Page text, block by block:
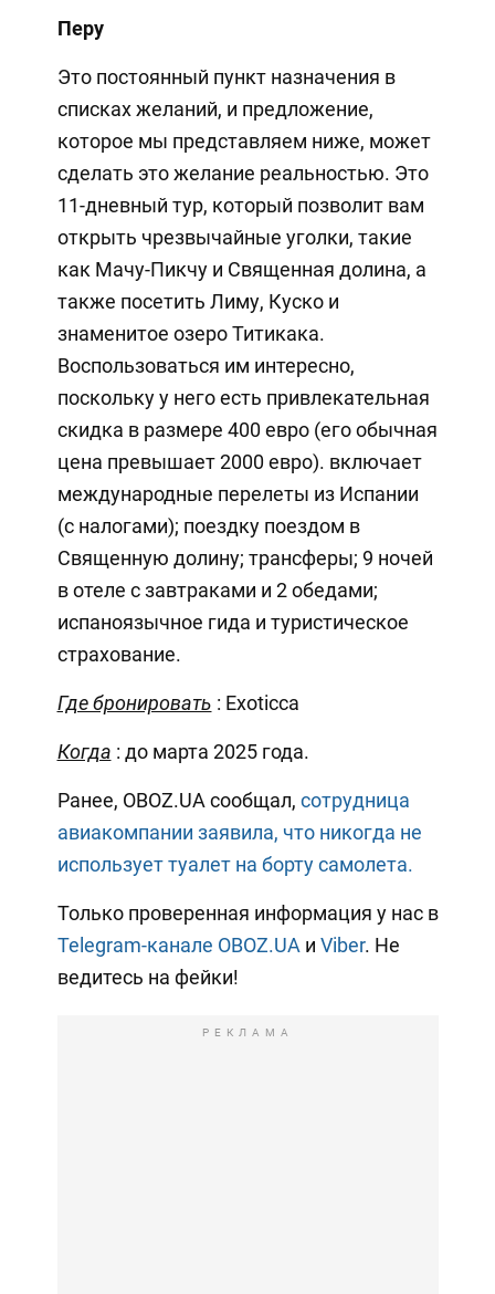
Перу
Это постоянный пункт назначения в
списках желаний, и предложение,
которое мы представляем ниже, может
сделать это желание реальностью. Это
11-дневный тур, который позволит вам
открыть чрезвычайные уголки, такие
как Мачу-Пикчу и Священная долина, а
также посетить Лиму, Куско и
знаменитое озеро Титикака.
Воспользоваться им интересно,
поскольку у него есть привлекательная
скидка в размере 400 евро (его обычная
цена превышает 2000 евро). включает
международные перелеты из Испании
(с налогами); поездку поездом в
Священную долину; трансферы; 9 ночей
в отеле с завтраками и 2 обедами;
испаноязычное гида и туристическое
страхование.
Где бронировать : Exoticca
Когда : до марта 2025 года.
Ранее, OBOZ.UA сообщал, сотрудница
авиакомпании заявила, что никогда не
использует туалет на борту самолета.
Только проверенная информация у нас в
Telegram-канале OBOZ.UA и Viber. Не
ведитесь на фейки!
РЕКЛАМА